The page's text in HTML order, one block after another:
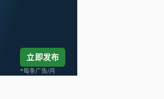
立即发布
*每条广告/月